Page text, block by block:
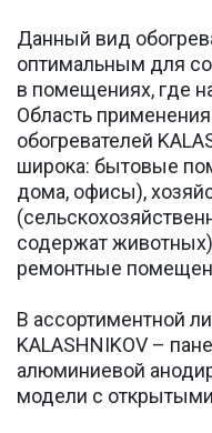
Данный вид
оптимальным для
в помещениях, где
Область
обогревателей
широка: бытовые
дома, офисы),
содержат
ремонтные
В ассортиментной
KALASHNIKOV –
алюминиевой
модели с